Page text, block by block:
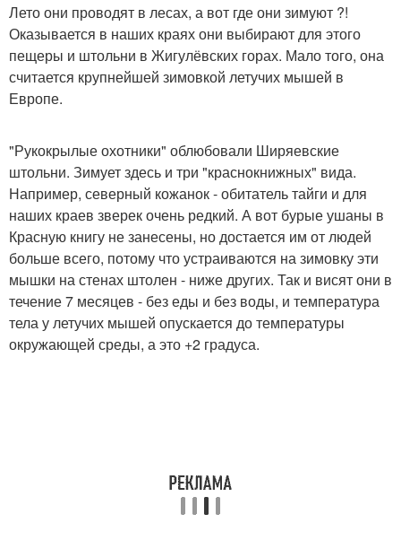
Лето они проводят в лесах, а вот где они зимуют ?!
Оказывается в наших краях они выбирают для этого
пещеры и штольни в Жигулёвских горах. Мало того, она
считается крупнейшей зимовкой летучих мышей в
Европе.
"Рукокрылые охотники" облюбовали Ширяевские
штольни. Зимует здесь и три "краснокнижных" вида.
Например, северный кожанок - обитатель тайги и для
наших краев зверек очень редкий. А вот бурые ушаны в
Красную книгу не занесены, но достается им от людей
больше всего, потому что устраиваются на зимовку эти
мышки на стенах штолен - ниже других. Так и висят они в
течение 7 месяцев - без еды и без воды, и температура
тела у летучих мышей опускается до температуры
окружающей среды, а это +2 градуса.